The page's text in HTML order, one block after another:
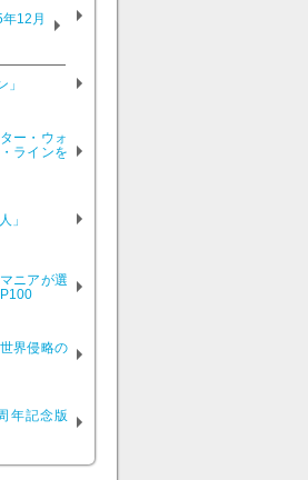
12月
」
ー・ウォ
ラインを
」
ニアが選
界侵略の
年記念版